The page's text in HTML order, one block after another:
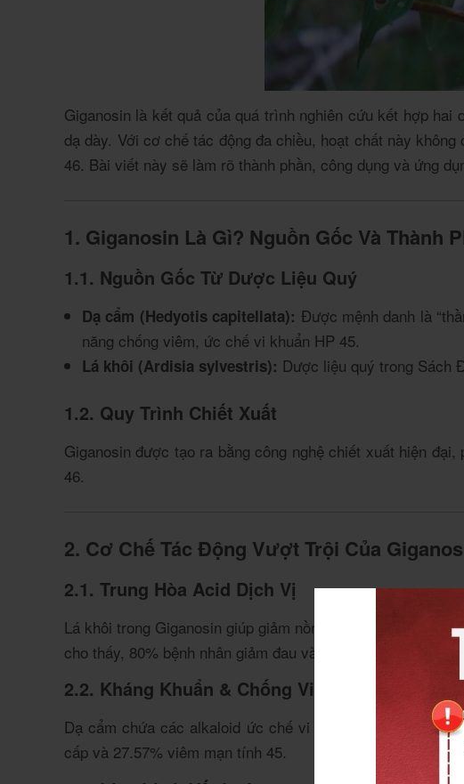
Giganosin là kết quả của quá trình nghiên cứu kết hợp hai
dạ dày. Với cơ chế tác động đa chiều, hoạt chất này
46. Bài viết này sẽ làm rõ thành phần, công dụng và ứng
1. Giganosin Là Gì? Nguồn Gốc Và Thành
1.1. Nguồn Gốc Từ Dược Liệu Quý
Dạ cẩm (Hedyotis capitellata): Được mệnh danh là
năng chống viêm, ức chế vi khuẩn HP 45.
Lá khôi (Ardisia sylvestris): Dược liệu quý trong Sách
1.2. Quy Trình Chiết Xuất
Giganosin được tạo ra bằng công nghệ chiết xuất hiện
46.
2. Cơ Chế Tác Động Vượt Trội Của
2.1. Trung Hòa Acid Dịch Vị
Lá khôi trong Giganosin giúp giảm nồng độ acid dạ dày,
cho thấy, 80% bệnh nhân giảm đau và acid dịch vị về
2.2. Kháng Khuẩn & Chống Viêm
Dạ cẩm chứa các alkaloid ức chế vi khuẩn Helicobacter
cấp và 27.57% viêm mạn tính 45.